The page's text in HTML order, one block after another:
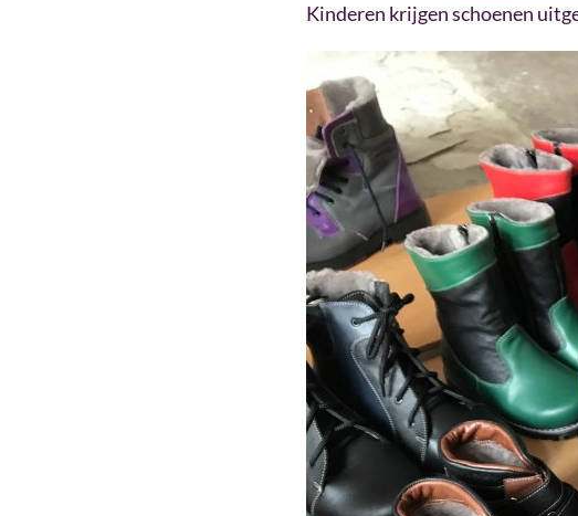
Kinderen krijgen schoenen